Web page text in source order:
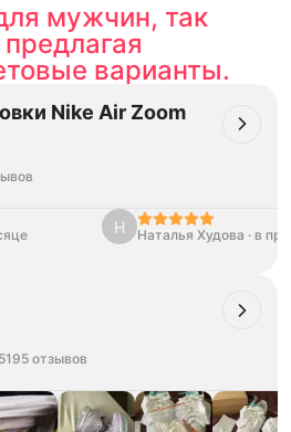
мужчин, так
варианты.
Nike Air Zoom
Н Наталья Худова · в
5195 отзывов